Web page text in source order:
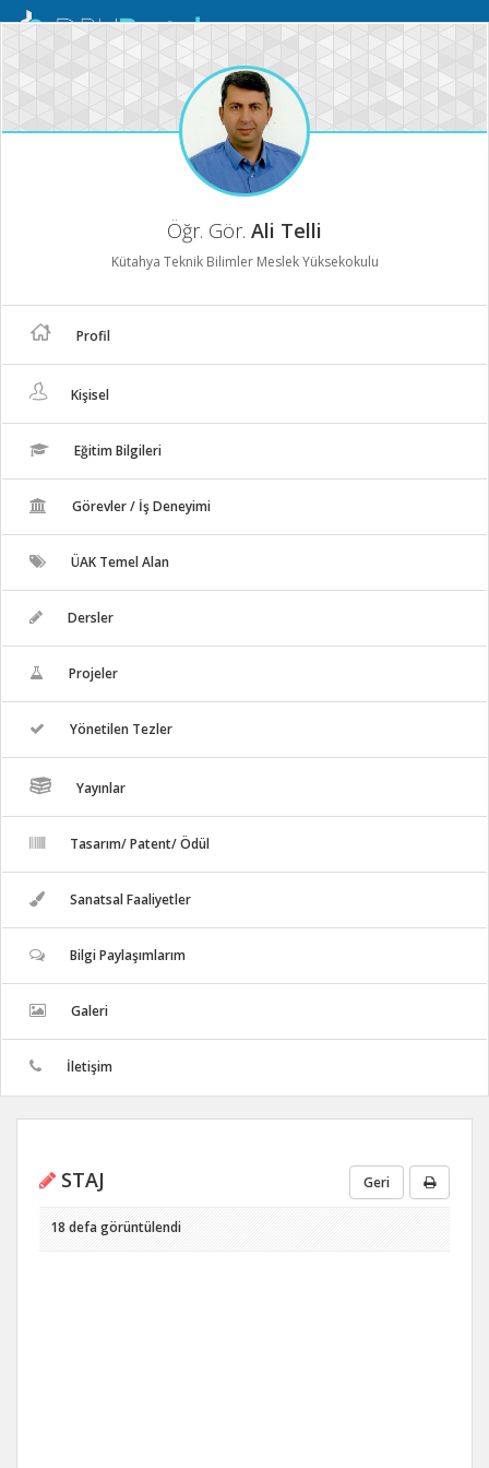
Mobil
Öğr. Gör. Ali Telli
Kütahya Teknik Bilimler Meslek Yüksekokulu
Profil
Kişisel
Eğitim Bilgileri
Görevler / İş Deneyimi
ÜAK Temel Alan
Dersler
Projeler
Yönetilen Tezler
Yayınlar
Tasarım/ Patent/ Ödül
Sanatsal Faaliyetler
Bilgi Paylaşımlarım
Galeri
İletişim
STAJ Geri
18 defa görüntülendi